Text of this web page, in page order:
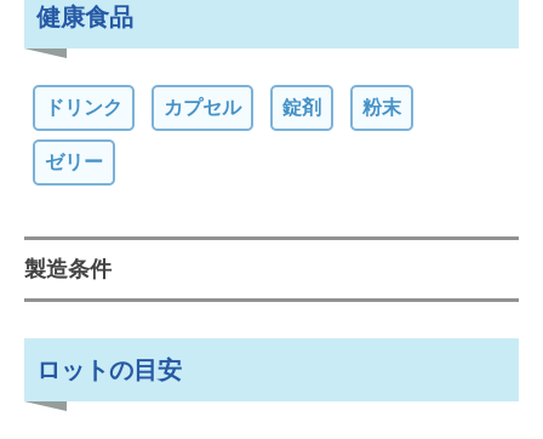
健康食品
ドリンク カプセル 錠剤 粉末
ゼリー
製造条件
ロットの目安